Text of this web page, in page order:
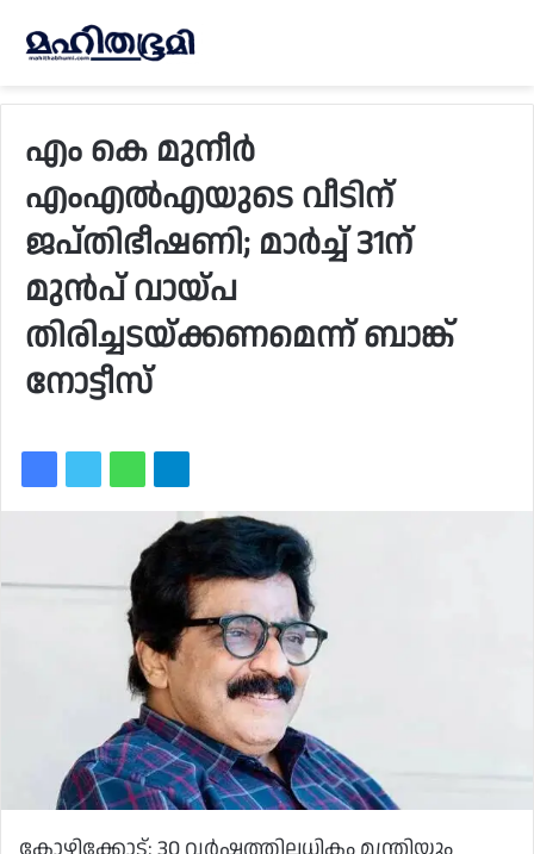
എം കെ മുനീർ
എംഎൽഎയുടെ വീടിന്
ജപ്‌തിഭീഷണി; മാർച്ച് 31ന്
മുൻപ് വായ്‌പ
തിരിച്ചടയ്‌ക്കണമെന്ന് ബാങ്ക്
നോട്ടീസ്